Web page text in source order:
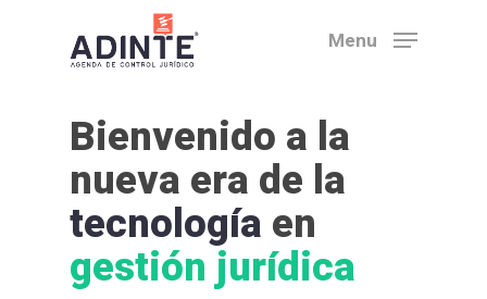
Menu
Bienvenido a la
nueva era de la
tecnología en
gestión jurídica